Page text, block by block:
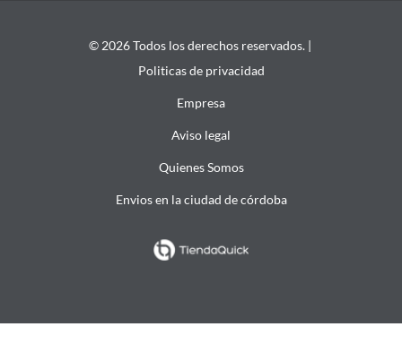
© 2026 Todos los derechos reservados. |
Politicas de privacidad
Empresa
Aviso legal
Quienes Somos
Envios en la ciudad de córdoba